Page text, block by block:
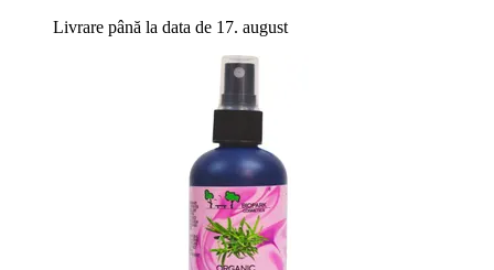
Livrare până la data de 17. august